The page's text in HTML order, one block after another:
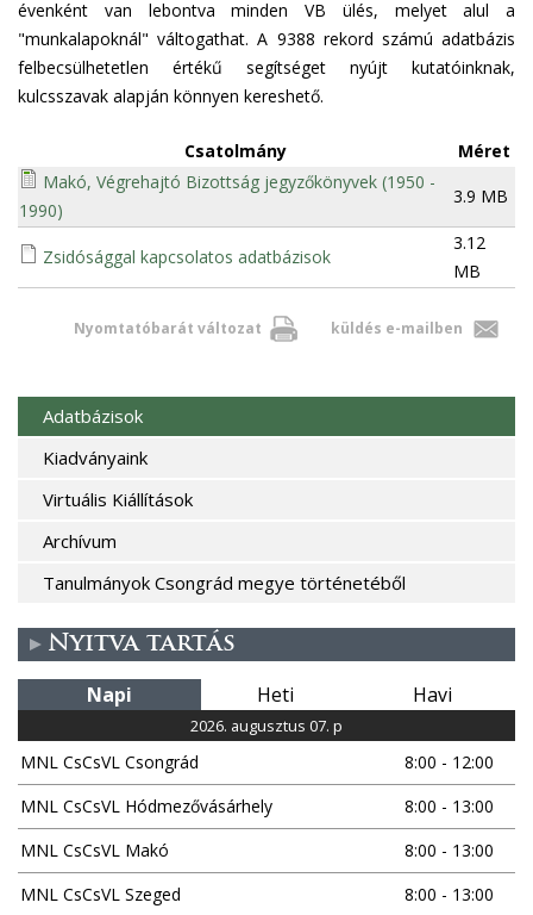
évenként van lebontva minden VB ülés, melyet alul a
"munkalapoknál" váltogathat. A 9388 rekord számú adatbázis
felbecsülhetetlen értékű segítséget nyújt kutatóinknak,
kulcsszavak alapján könnyen kereshető.
Csatolmány
Méret
Makó, Végrehajtó Bizottság jegyzőkönyvek (1950 -
1990)
3.9 MB
Zsidósággal kapcsolatos adatbázisok
3.12
MB
Nyomtatóbarát változat küldés e-mailben
Adatbázisok
Kiadványaink
Virtuális Kiállítások
Archívum
Tanulmányok Csongrád megye történetéből
Nyitva tartás
Napi Heti Havi
2026. augusztus 07. p
MNL CsCsVL Csongrád
8:00 - 12:00
MNL CsCsVL Hódmezővásárhely
8:00 - 13:00
MNL CsCsVL Makó
8:00 - 13:00
MNL CsCsVL Szeged
8:00 - 13:00